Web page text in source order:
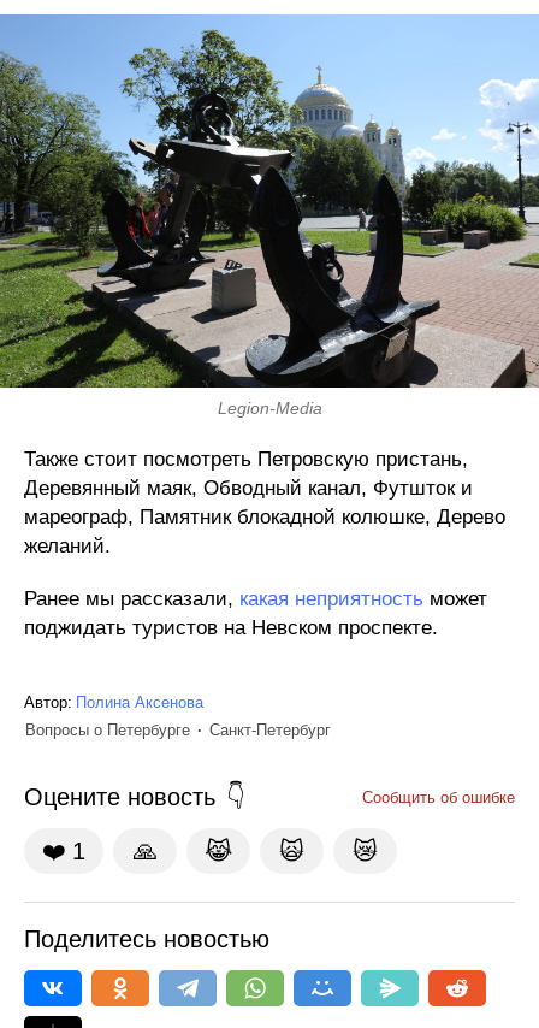
Legion-Media
Также стоит посмотреть Петровскую пристань,
Деревянный маяк, Обводный канал, Футшток и
мареограф, Памятник блокадной колюшке, Дерево
желаний.
Ранее мы рассказали, какая неприятность может
поджидать туристов на Невском проспекте.
Автор: Полина Аксенова
Вопросы о Петербурге
Санкт-Петербург
Оцените новость Сообщить об ошибке
❤️ 1 🙏 😹 🙀 😿
Поделитесь новостью